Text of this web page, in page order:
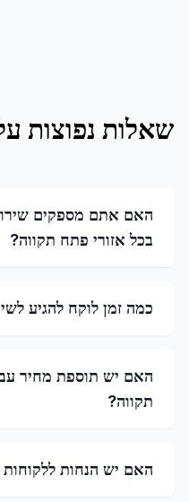
שאלות נפוצות
האם אתם מספקים
בכל אזורי פתח תקווה?
כמה זמן לוקח להגיע
האם יש תוספת מחיר
תקווה?
האם יש הנחות